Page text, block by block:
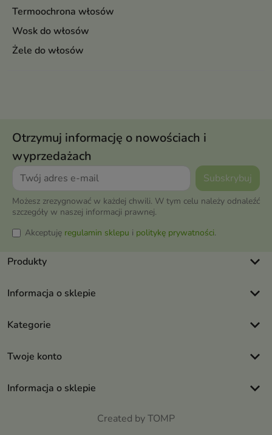
Termoochrona włosów
Wosk do włosów
Żele do włosów
Otrzymuj informację o nowościach i
wyprzedażach
Możesz zrezygnować w każdej chwili. W tym celu należy odnaleźć
szczegóły w naszej informacji prawnej.
Akceptuję regulamin sklepu i politykę prywatności.
Produkty keyboard_arrow_down
Informacja o sklepie keyboard_arrow_down
Kategorie keyboard_arrow_down
Twoje konto keyboard_arrow_down
Informacja o sklepie keyboard_arrow_down
Created by TOMP